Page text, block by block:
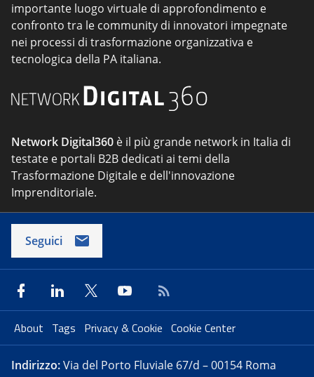
importante luogo virtuale di approfondimento e
confronto tra le community di innovatori impegnate
nei processi di trasformazione organizzativa e
tecnologica della PA italiana.
Network Digital360 è il più grande network in Italia di
testate e portali B2B dedicati ai temi della
Trasformazione Digitale e dell'innovazione
Imprenditoriale.
Seguici
About Tags Privacy & Cookie Cookie Center
Indirizzo:Via del Porto Fluviale 67/d – 00154 Roma